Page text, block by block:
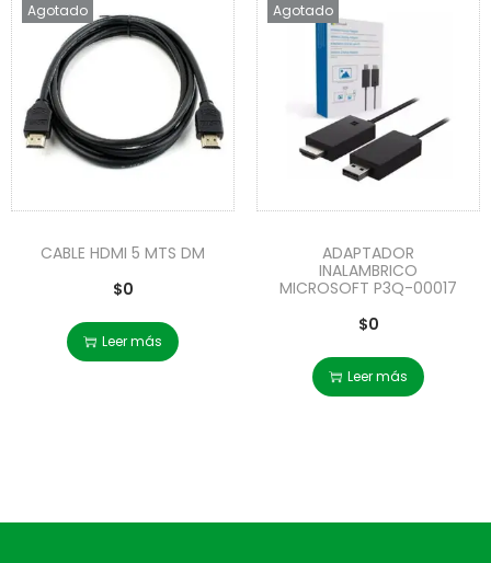
Agotado
CABLE HDMI 5 MTS DM
$0
Leer más
Agotado
ADAPTADOR
INALAMBRICO
MICROSOFT P3Q-00017
$0
Leer más